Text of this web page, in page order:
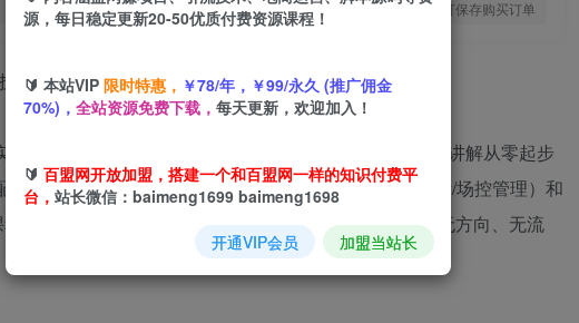
您当前未登录！建议登陆后购买，可保存购买订单
指南，课程围绕”AI美女跳舞直播”这一新兴赛道，系统讲解从零起步
/软件安装/素材获取）、运营技巧（开播时间/话术设计/场控管理）和
帮助学员快速掌握手机端虚拟直播的核心技术，解决”无方向、无流
源，每日稳定更新20-50优质付费资源课程！
🔰 本站VIP 限时特惠， ￥78/年，￥99/永久 (推广佣金
70%)， 全站资源免费下载， 每天更新，欢迎加入！
🔰 百盟网开放加盟，搭建一个和百盟网一样的知识付费平
台， 站长微信：baimeng1699 baimeng1698
开通VIP会员 加盟当站长